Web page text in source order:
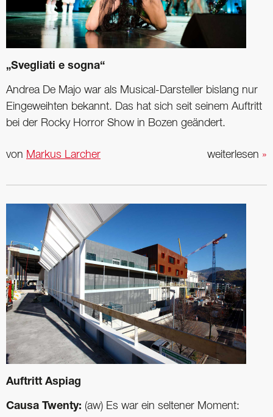
„Svegliati e sogna“
Andrea De Majo war als Musical-Darsteller bislang nur
Eingeweihten bekannt. Das hat sich seit seinem Auftritt
bei der Rocky Horror Show in Bozen geändert.
weiterlesen »
von Markus Larcher
Auftritt Aspiag
Causa Twenty: (aw) Es war ein seltener Moment: